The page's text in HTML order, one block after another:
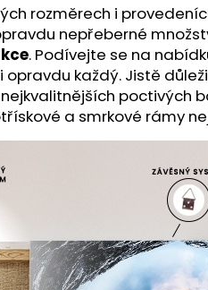
rozměrech i
nepřeberné
. Podívejte se na
každý. Jistě
poctivých
a smrkové rámy